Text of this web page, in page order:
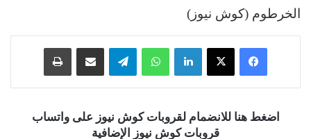
الخرطوم (كوش نيوز)
فيسبوك ‫X لينكدإن واتساب تيلقرام
اضغط هنا للانضمام لقروبات كوش نيوز على واتساب
قروبات كوش نيوز الإضافية